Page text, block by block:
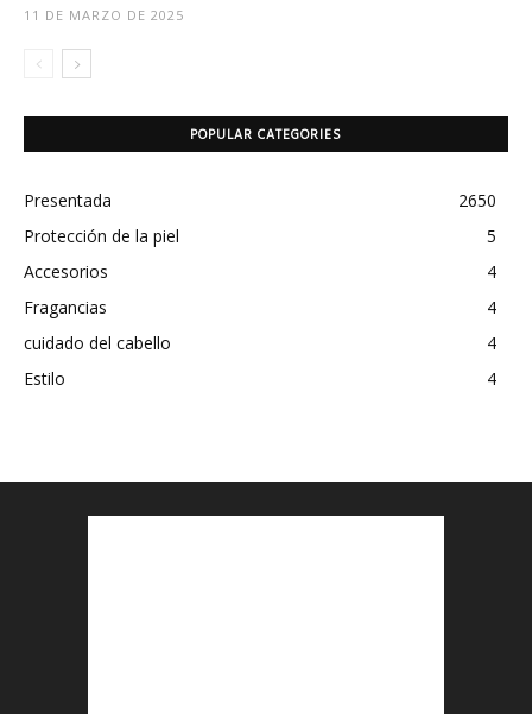
11 DE MARZO DE 2025
POPULAR CATEGORIES
Presentada
2650
Protección de la piel
5
Accesorios
4
Fragancias
4
cuidado del cabello
4
Estilo
4